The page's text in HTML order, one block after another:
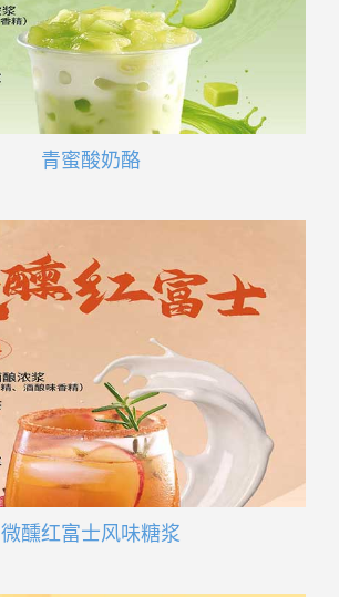
青蜜酸奶酪
微醺红富士风味糖浆